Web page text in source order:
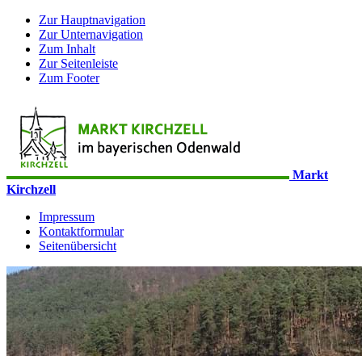
Zur Hauptnavigation
Zur Unternavigation
Zum Inhalt
Zur Seitenleiste
Zum Footer
Markt
Kirchzell
Impressum
Kontaktformular
Seitenübersicht